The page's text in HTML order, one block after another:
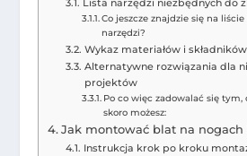
Lista narzędzi niezbędnych do
Co jeszcze znajdzie się na
narzędzi?
Wykaz materiałów i
Alternatywne rozwiązania dla
projektów
Po co więc zadowalać się tym,
skoro możesz:
Jak montować blat na nogach
Instrukcja krok po kroku